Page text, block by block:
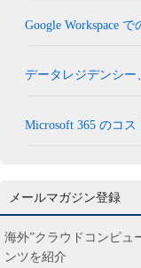
Google Workspace
データレジデンシー
Microsoft 365 のコ
メールマガジン登録
海外”クラウドコンピュ
ンツを紹介